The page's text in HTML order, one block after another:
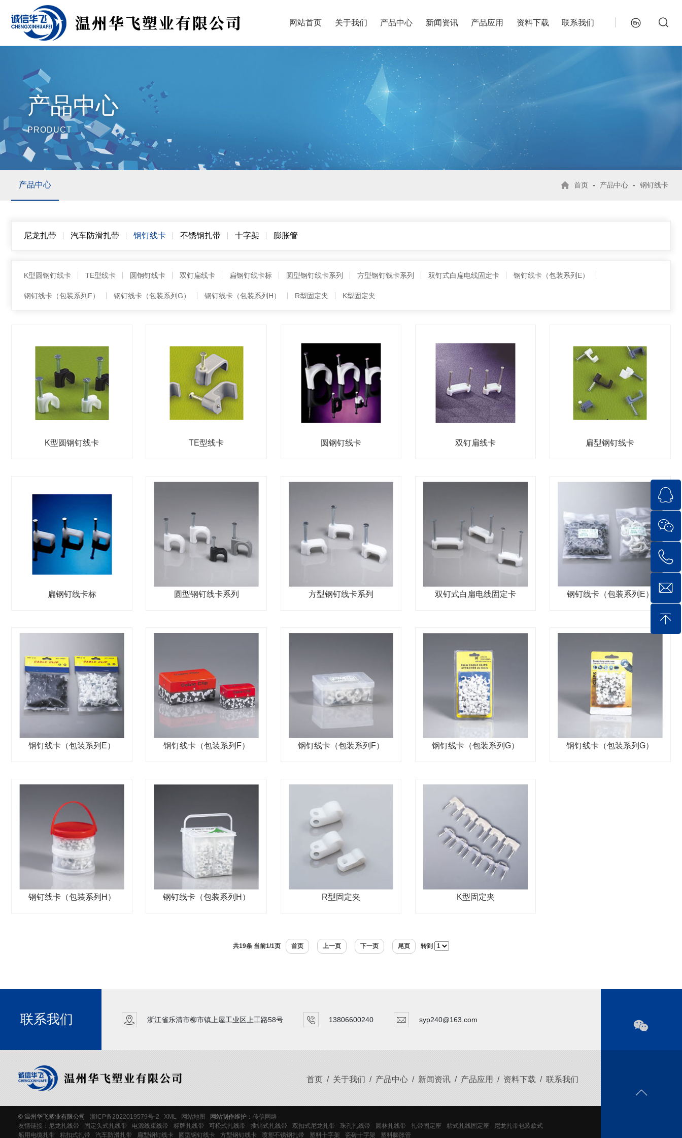
网站首页 关于我们 产品中心 新闻资讯 产品应用 资料下载 联系我们
产品中心
PRODUCT
产品中心 首页 - 产品中心 - 钢钉线卡
尼龙扎带 汽车防滑扎带 钢钉线卡 不锈钢扎带 十字架 膨胀管
K型圆钢钉线卡 TE型线卡 圆钢钉线卡 双钉扁线卡 扁钢钉线卡标 圆型钢钉线卡系列 方型钢钉钱卡系列 双钉式白扁电线固定卡 钢钉线卡（包装系列E）
钢钉线卡（包装系列F） 钢钉线卡（包装系列G） 钢钉线卡（包装系列H） R型固定夹 K型固定夹
K型圆钢钉线卡 TE型线卡 圆钢钉线卡 双钉扁线卡 扁型钢钉线卡
扁钢钉线卡标 圆型钢钉线卡系列 方型钢钉线卡系列 双钉式白扁电线固定卡 钢钉线卡（包装系列E）
钢钉线卡（包装系列E） 钢钉线卡（包装系列F） 钢钉线卡（包装系列F） 钢钉线卡（包装系列G） 钢钉线卡（包装系列G）
钢钉线卡（包装系列H） 钢钉线卡（包装系列H） R型固定夹 K型固定夹
共19条 当前1/1页 首页 上一页 下一页 尾页 转到
联系我们 浙江省乐清市柳市镇上屋工业区上工路58号 13806600240 syp240@163.com
首页 / 关于我们 / 产品中心 / 新闻资讯 / 产品应用 / 资料下载 / 联系我们
© 温州华飞塑业有限公司 浙ICP备2022019579号-2 XML 网站地图 网站制作维护： 传信网络
友情链接： 尼龙扎线带 固定头式扎线带 电源线束线带 标牌扎线带 可松式扎线带 插销式扎线带 双扣式尼龙扎带 珠孔扎线带 圆林扎线带 扎带固定座 粘式扎线固定座
尼龙扎带包装款式
船用电缆扎带
粘扣式扎带 汽车防滑扎带 扁型钢钉线卡 圆型钢钉线卡 方型钢钉线卡 喷塑不锈钢扎带 塑料十字架 瓷砖十字架 塑料膨胀管